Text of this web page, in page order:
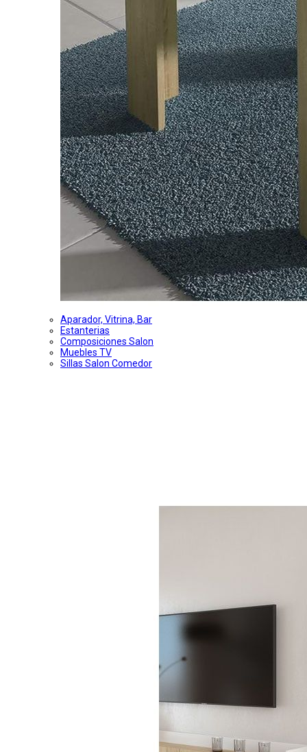
Aparador, Vitrina, Bar
Estanterias
Composiciones Salon
Muebles TV
Sillas Salon Comedor